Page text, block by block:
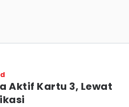
Aktif Kartu 3, Lewat